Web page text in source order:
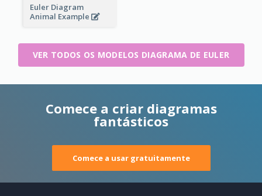
Euler Diagram
Animal Example
VER TODOS OS MODELOS DIAGRAMA DE EULER
Comece a criar diagramas
fantásticos
Comece a usar gratuitamente